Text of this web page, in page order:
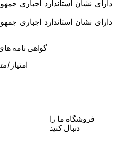
دارای نشان استاندارد اجباری
دارای نشان استاندارد اجباری
امتیاز
فروشگاه ما را
دنبال کنید